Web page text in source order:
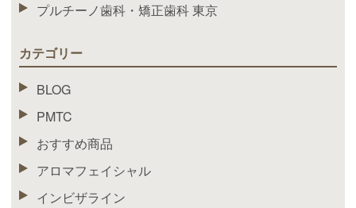
プルチーノ歯科・矯正歯科 東京
カテゴリー
BLOG
PMTC
おすすめ商品
アロマフェイシャル
インビザライン